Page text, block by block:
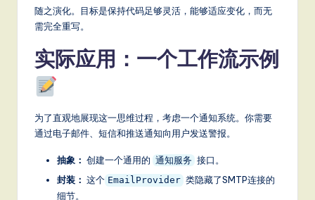
随之演化。目标是保持代码足够灵活，能够适应变化，而无
需完全重写。
实际应用：一个工作流示例
为了直观地展现这一思维过程，考虑一个通知系统。你需要
通过电子邮件、短信和推送通知向用户发送警报。
抽象： 创建一个通用的 通知服务 接口。
封装： 这个 EmailProvider 类隐藏了SMTP连接的
细节。